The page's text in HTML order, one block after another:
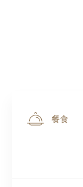
餐食